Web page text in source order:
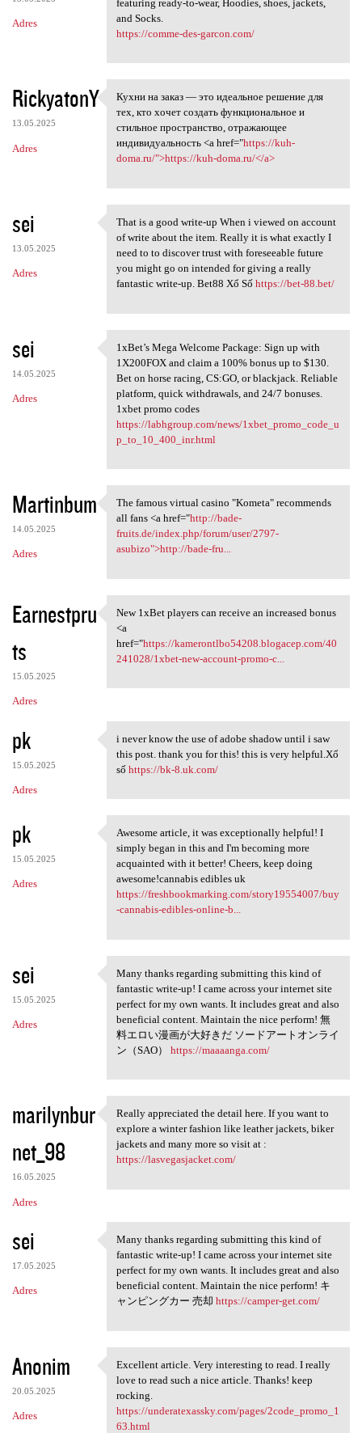
Adres
featuring ready-to-wear, Hoodies, shoes, jackets,
and Socks.
https://comme-des-garcon.com/
RickyatonY
13.05.2025
Adres
Кухни на заказ — это
Кухни на заказ — это идеальное решение для
тех, кто хочет создать функциональное и
стильное пространство, отражающее
индивидуальность <a href="https://kuh-
doma.ru/">https://kuh-doma.ru/</a>
sei
13.05.2025
Adres
That is a good write-up When
That is a good write-up When i viewed on account
of write about the item. Really it is what exactly I
need to to discover trust with foreseeable future
you might go on intended for giving a really
fantastic write-up. Bet88 Xổ Số https://bet-88.bet/
sei
14.05.2025
Adres
1xBet’s Mega Welcome Package:
1xBet’s Mega Welcome Package: Sign up with
1X200FOX and claim a 100% bonus up to $130.
Bet on horse racing, CS:GO, or blackjack. Reliable
platform, quick withdrawals, and 24/7 bonuses.
1xbet promo codes
https://labhgroup.com/news/1xbet_promo_code_u
p_to_10_400_inr.html
Martinbum
14.05.2025
Adres
The famous virtual casino
The famous virtual casino "Kometa" recommends
all fans <a href="http://bade-
fruits.de/index.php/forum/user/2797-
asubizo">http://bade-fru...
Earnestpru
ts
15.05.2025
Adres
New 1xBet players can receive
New 1xBet players can receive an increased bonus
<a
href="https://kamerontlbo54208.blogacep.com/40
241028/1xbet-new-account-promo-c...
pk
15.05.2025
Adres
i never know the use of adobe
i never know the use of adobe shadow until i saw
this post. thank you for this! this is very helpful.Xổ
số https://bk-8.uk.com/
pk
15.05.2025
Adres
Awesome article, it was
Awesome article, it was exceptionally helpful! I
simply began in this and I'm becoming more
acquainted with it better! Cheers, keep doing
awesome!cannabis edibles uk
https://freshbookmarking.com/story19554007/buy
-cannabis-edibles-online-b...
sei
15.05.2025
Adres
Many thanks regarding
Many thanks regarding submitting this kind of
fantastic write-up! I came across your internet site
perfect for my own wants. It includes great and also
beneficial content. Maintain the nice perform! 無
料エロい漫画が大好きだ ソードアートオンライ
ン（SAO） https://maaaanga.com/
marilynbur
net_98
16.05.2025
Adres
Really appreciated the detail
Really appreciated the detail here. If you want to
explore a winter fashion like leather jackets, biker
jackets and many more so visit at :
https://lasvegasjacket.com/
sei
17.05.2025
Adres
Many thanks regarding
Many thanks regarding submitting this kind of
fantastic write-up! I came across your internet site
perfect for my own wants. It includes great and also
beneficial content. Maintain the nice perform! キ
ャンピングカー 売却 https://camper-get.com/
Anonim
20.05.2025
Adres
Excellent article. Very
Excellent article. Very interesting to read. I really
love to read such a nice article. Thanks! keep
rocking.
https://underatexassky.com/pages/2code_promo_1
63.html